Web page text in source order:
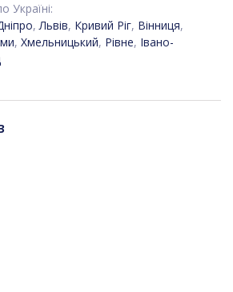
Україні:
,Львів, Кривий Ріг, Вінниця,
, Хмельницький, Рівне, Івано-